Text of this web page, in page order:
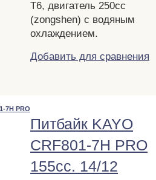
T6, двигатель 250сс
(zongshen) с водяным
охлаждением.
Добавить для сравнения
Питбайк KAYO
CRF801-7H PRO
155сс. 14/12